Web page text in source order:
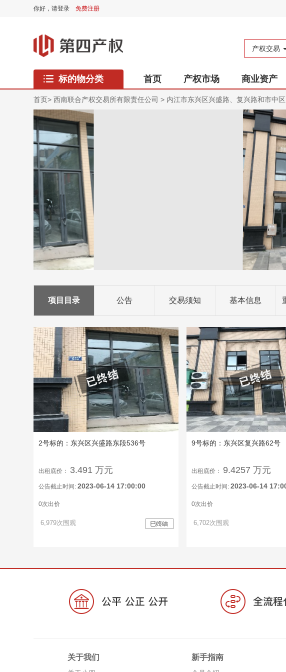
你好， 请登录 免费注册
产权交易
标的物分类 首页 产权市场 商业资产
西藏专区
首页> 西南联合产权交易所有限责任公司 > 内江市东兴区兴盛路、复兴路和市中
项目目录 公告 交易须知 基本信息
2号标的：东兴区兴盛路东段536号
出租底价： 3.491 万元
公告截止时间: 2023-06-14 17:00:00
0次出价
6,979次围观
9号标的：东兴区复兴路62号
出租底价： 9.4257 万元
公告截止时间: 2023-06-14
0次出价
6,702次围观
关于我们 新手指南